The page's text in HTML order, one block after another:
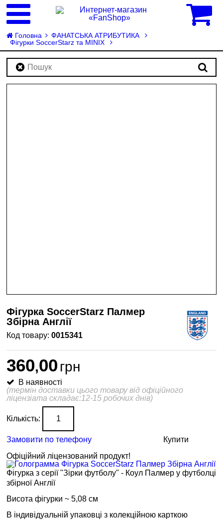
Головна
ФАНАТСЬКА АТРИБУТИКА
Фігурки SoccerStarz та MINIX
Фігурка SoccerStarz Палмер
Збірна Англії
0015341
360,00 грн
В наявності
(термін доставки цього товару від офіційного
ліцензіата складає:12-15 робочих днів)
Кількість:
Замовити по телефону
Купити
Офіційний ліцензований продукт!
Фігурка з серії "Зірки футболу" - Коул Палмер у футболці
збірної Англії
Висота фігурки ~ 5,08 см
В індивідуальній упаковці з колекційною карткою